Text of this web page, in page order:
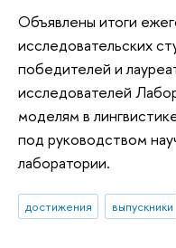
Объявлены итоги
исследовательских
победителей и
исследователей
моделям в
под руководством
лаборатории.
достижения выпускники